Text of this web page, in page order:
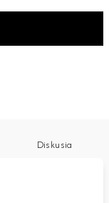
Diskusia